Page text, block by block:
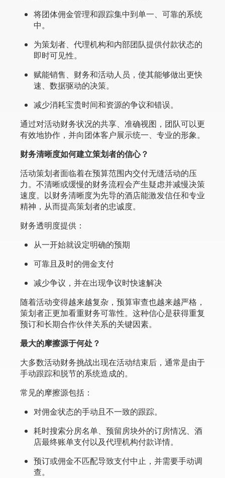
将团体佣金管理和跟踪集中到单一、可靠的系统
中。
为策划者、代理机构和内部团队提供付款状态的
即时可见性。
赋能销售、财务和活动人员，使其能够做出更快
速、数据驱动的决策。
减少消耗宝贵时间和资源的争议和错误。
通过对活动财务状况的共享、准确视图，团队可以更
有效地协作，并向团体客户展示统一、专业的形象。
财务清晰度如何建立策划者的信心？
活动策划者面临着在预算范围内交付无缝活动的压
力。不清晰或缓慢的财务流程会产生疑虑并减慢决策
速度。以财务清晰度为先导的酒店能激发信任和专业
精神，从而提高策划者的忠诚度。
财务透明度提供：
从一开始就设定明确的预期
可靠且及时的佣金支付
减少争议，并在出现争议时快速解决
随着活动变得越来越复杂，预算审查也越来越严格，
策划者正更加看重财务可靠性。这种信心是获得重复
预订和长期合作伙伴关系的关键因素。
最大的摩擦源于何处？
大多数活动财务挑战出现在活动结束后，通常是由于
手动跟踪和脱节的系统造成的。
常见的摩擦源包括：
对佣金状态的手动且不一致的跟踪。
耗时搜索分房名单、预留房块外的订房情况、酒
店最终账单支付以及代理机构付款详情。
预订或佣金不匹配导致支付中止，并需要手动调
查。